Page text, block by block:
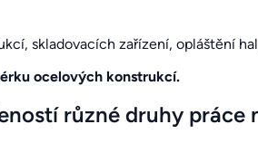
skladovacích zařízení, opláštění
ocelových konstrukcí.
různé druhy práce